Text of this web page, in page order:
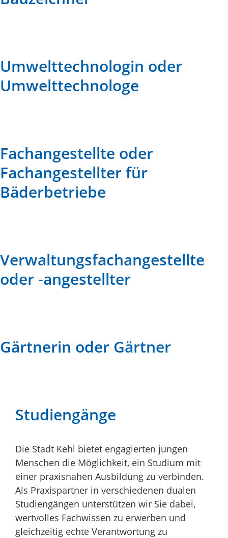
Umwelttechnologin oder
Umwelttechnologe
Fachangestellte oder
Fachangestellter für
Bäderbetriebe
Verwaltungsfachangestellte
oder -angestellter
Gärtnerin oder Gärtner
Studiengänge
Die Stadt Kehl bietet engagierten jungen
Menschen die Möglichkeit, ein Studium mit
einer praxisnahen Ausbildung zu verbinden.
Als Praxispartner in verschiedenen dualen
Studiengängen unterstützen wir Sie dabei,
wertvolles Fachwissen zu erwerben und
gleichzeitig echte Verantwortung zu